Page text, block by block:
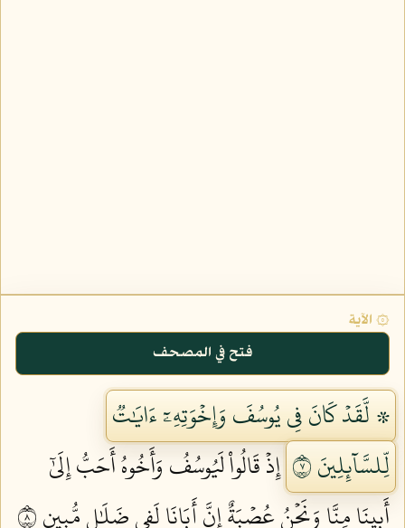
۞ الآية
فتح في المصحف
۞ لَّقَدۡ كَانَ فِي يُوسُفَ وَإِخۡوَتِهِۦٓ ءَايَٰتٞ
لِّلسَّآئِلِينَ ٧
إِذۡ قَالُواْ لَيُوسُفُ وَأَخُوهُ أَحَبُّ إِلَىٰٓ
أَبِينَا مِنَّا وَنَحۡنُ عُصۡبَةٌ إِنَّ أَبَانَا لَفِي ضَلَٰلٖ مُّبِينٍ ٨